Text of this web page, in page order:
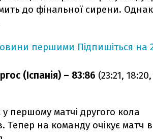
до фінальної сирени.
першими Підпишіться на
(Іспанія) – 83:86 (23:21,
першому матчі другого кола
Тепер на команду очікує матч в